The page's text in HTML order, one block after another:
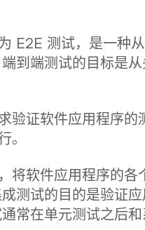
E2E 测试，是一种
到端测试的目标是
验证软件应用程序的
。
将软件应用程序的各
测试的目的是验证
常在单元测试之后